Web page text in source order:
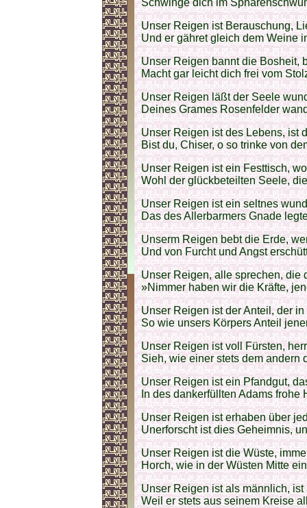
Schwinge dich im
Unser Reigen ist Berauschung,
Und er gähret gleich dem Weine
Unser Reigen bannt die Bosheit,
Macht gar leicht dich frei vom
Unser Reigen läßt der Seele
Deines Grames Rosenfelder
Unser Reigen ist des Lebens, ist
Bist du, Chiser, o so trinke von
Unser Reigen ist ein Festtisch,
Wohl der glückbeteilten Seele,
Unser Reigen ist ein seltnes
Das des Allerbarmers Gnade
Unserm Reigen bebt die Erde,
Und von Furcht und Angst
Unser Reigen, alle sprechen, die
»Nimmer haben wir die Kräfte,
Unser Reigen ist der Anteil, der
So wie unsers Körpers Anteil
Unser Reigen ist voll Fürsten,
Sieh, wie einer stets dem andern
Unser Reigen ist ein Pfandgut,
In des dankerfüllten Adams frohe
Unser Reigen ist erhaben über
Unerforscht ist dies Geheimnis,
Unser Reigen ist die Wüste,
Horch, wie in der Wüsten Mitte
Unser Reigen ist als männlich,
Weil er stets aus seinem Kreise